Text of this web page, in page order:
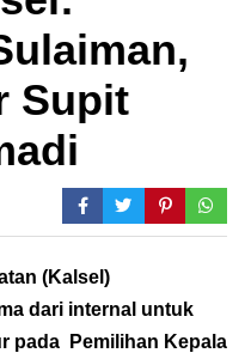
Supit
(Kalsel)
dari internal untuk
pada Pemilihan Kepala